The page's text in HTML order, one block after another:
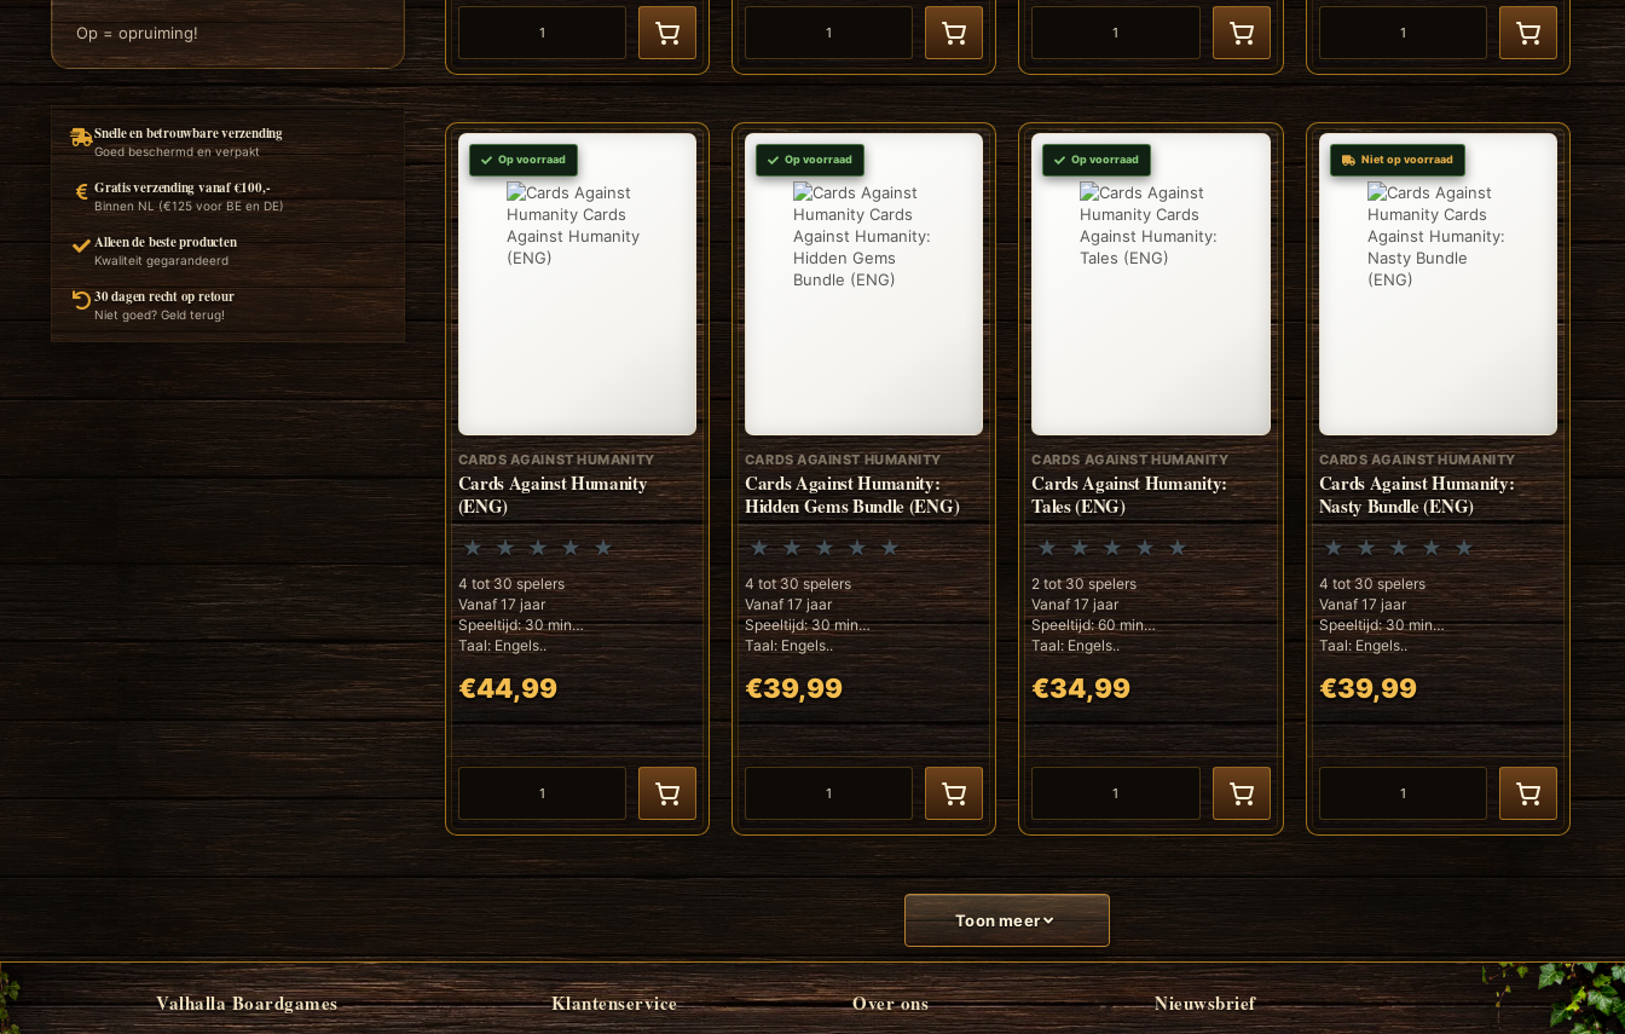
Op = opruiming!
Snelle en betrouwbare verzending
Goed beschermd en verpakt
Gratis verzending vanaf €100,-
Binnen NL (€125 voor BE en DE)
Alleen de beste producten
Kwaliteit gegarandeerd
30 dagen recht op retour
Niet goed? Geld terug!
Op voorraad
CARDS AGAINST HUMANITY
Cards Against Humanity
(ENG)
4 tot 30 spelers
Vanaf 17 jaar
Speeltijd: 30 min
Taal: Engels..
€44,99
Op voorraad
CARDS AGAINST HUMANITY
Cards Against Humanity:
Hidden Gems Bundle (ENG)
4 tot 30 spelers
Vanaf 17 jaar
Speeltijd: 30 min
Taal: Engels..
€39,99
Op voorraad
CARDS AGAINST HUMANITY
Cards Against Humanity:
Tales (ENG)
2 tot 30 spelers
Vanaf 17 jaar
Speeltijd: 60 min
Taal: Engels..
€34,99
Niet op voorraad
CARDS AGAINST HUMANITY
Cards Against Humanity:
Nasty Bundle (ENG)
4 tot 30 spelers
Vanaf 17 jaar
Speeltijd: 30 min
Taal: Engels..
€39,99
Toon meer
Valhalla Boardgames Klantenservice Over ons Nieuwsbrief